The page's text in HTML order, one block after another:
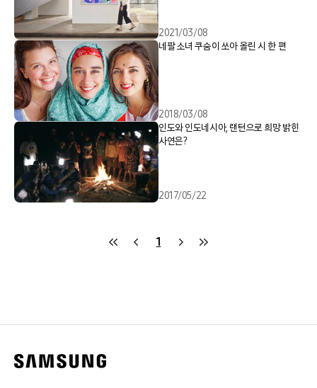
2021/03/08
네팔 소녀 쿠숨이 쏘아 올린 시 한 편
2018/03/08
인도와 인도네시아, 랜턴으로 희망 밝힌
사연은?
2017/05/22
1